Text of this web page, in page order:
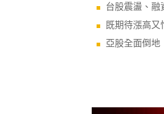
台股震盪、融
既期待漲高又
亞股全面倒地